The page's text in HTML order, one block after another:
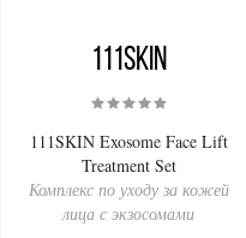
111SKIN
111SKIN Exosome Face Lift
Treatment Set
Комплекс по уходу за кожей
лица с экзосомами